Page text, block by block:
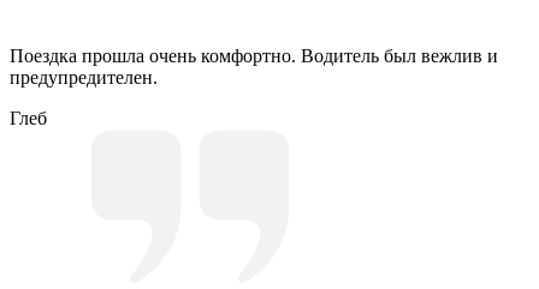
Поездка прошла очень комфортно. Водитель был вежлив и
предупредителен.
Глеб